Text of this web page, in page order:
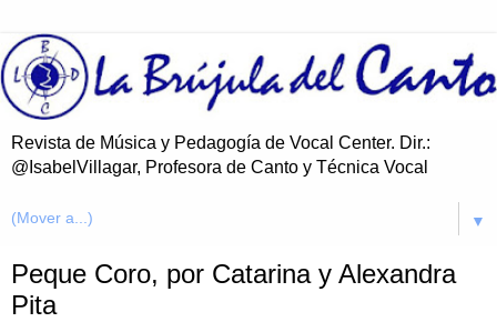
Revista de Música y Pedagogía de Vocal Center. Dir.:
@IsabelVillagar, Profesora de Canto y Técnica Vocal
▼
Peque Coro, por Catarina y Alexandra
Pita